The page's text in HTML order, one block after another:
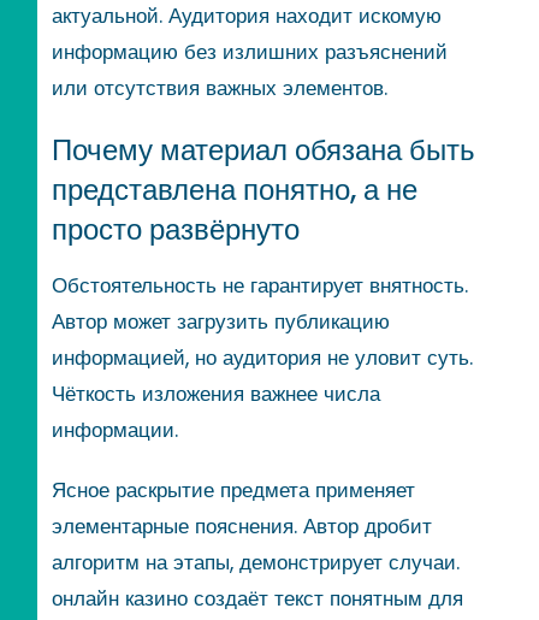
актуальной. Аудитория находит искомую
информацию без излишних разъяснений
или отсутствия важных элементов.
Почему материал обязана быть
представлена понятно, а не
просто развёрнуто
Обстоятельность не гарантирует внятность.
Автор может загрузить публикацию
информацией, но аудитория не уловит суть.
Чёткость изложения важнее числа
информации.
Ясное раскрытие предмета применяет
элементарные пояснения. Автор дробит
алгоритм на этапы, демонстрирует случаи.
онлайн казино создаёт текст понятным для